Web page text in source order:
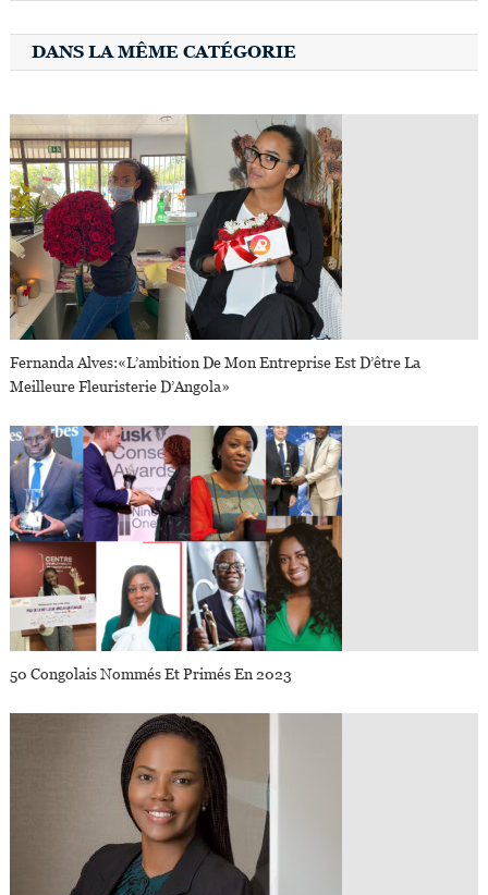
DANS LA MÊME CATÉGORIE
Fernanda Alves:«l’ambition De Mon Entreprise Est D’être La
Meilleure Fleuristerie D’Angola»
50 Congolais Nommés Et Primés En 2023